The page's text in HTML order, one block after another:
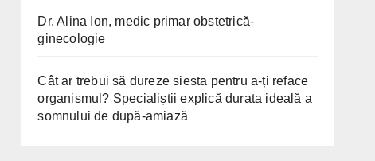
Dr. Alina Ion, medic primar obstetrică-
ginecologie
Cât ar trebui să dureze siesta pentru a-ți reface
organismul? Specialiștii explică durata ideală a
somnului de după-amiază